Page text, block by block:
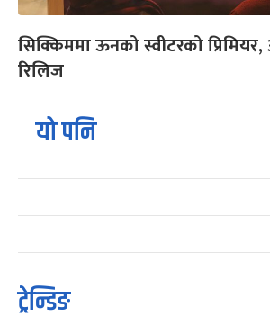
सिक्किममा ऊनको स्वीटरको
रिलिज
यो पनि
ट्रेन्डिङ